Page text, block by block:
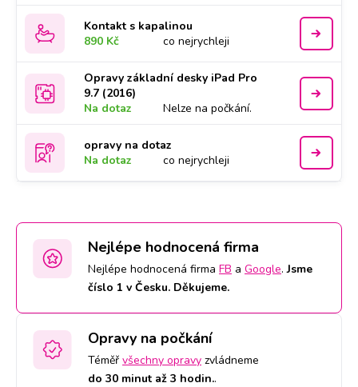
Kontakt s kapalinou
890 Kč
co nejrychleji
Opravy základní desky iPad Pro
9.7 (2016)
Na dotaz
Nelze na počkání.
opravy na dotaz
Na dotaz
co nejrychleji
Nejlépe hodnocená firma
Nejlépe hodnocená firma FB a Google.Jsme
číslo 1 v Česku. Děkujeme.
Opravy na počkání
Téměř všechny opravy zvládneme
do 30 minut až 3 hodin..